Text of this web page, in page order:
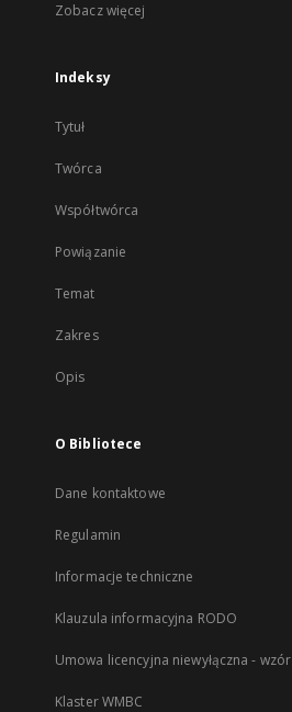
Zobacz więcej
Indeksy
Tytuł
Twórca
Współtwórca
Powiązanie
Temat
Zakres
Opis
O Bibliotece
Dane kontaktowe
Regulamin
Informacje techniczne
Klauzula informacyjna RODO
Umowa licencyjna niewyłączna - wzór
Klaster WMBC